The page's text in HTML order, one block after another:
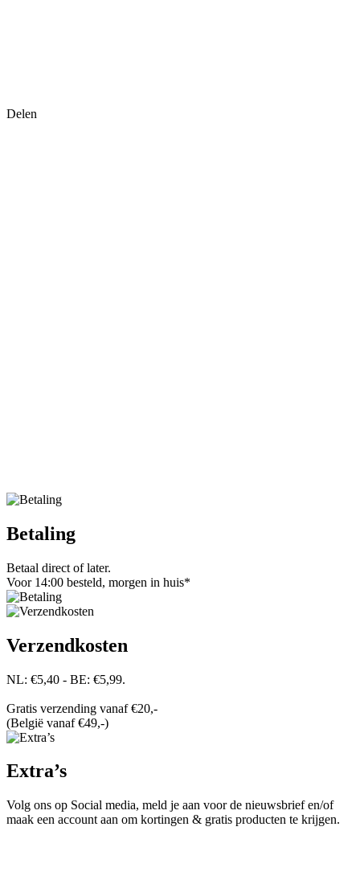
Delen
Betaling
Betaal direct of later.
Voor 14:00 besteld, morgen in huis*
Verzendkosten
NL: €5,40 - BE: €5,99.
Gratis verzending vanaf €20,-
(België vanaf €49,-)
Extra’s
Volg ons op Social media, meld je aan voor de nieuwsbrief en/of
maak een account aan om kortingen & gratis producten te krijgen.